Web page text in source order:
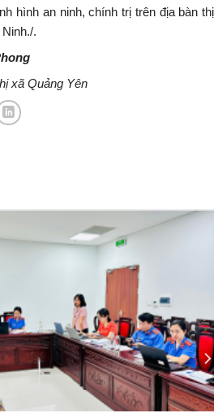
hình an ninh, chính trị trên địa bàn thị
.
xã Quảng Yên